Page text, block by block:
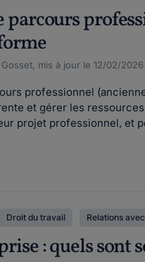
parcours
mis à jour le 12/02/2026
professionnel
et gérer les
projet professionnel, et
Droit du travail Relations
: quels sont